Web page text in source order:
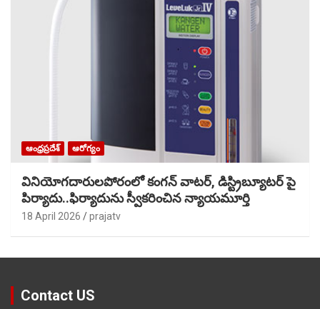
ఆంధ్రప్రదేశ్ ఆరోగ్యం
వినియోగదారులపోరంలో కంగన్ వాటర్, డిస్ట్రిబ్యూటర్ పై
పిర్యాదు..ఫిర్యాదును స్వీకరించిన న్యాయమూర్తి
18 April 2026 prajatv
Contact US